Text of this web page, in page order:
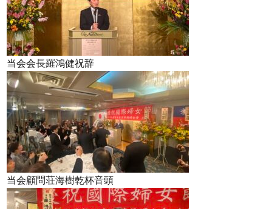
当会会長羅鴻健祝辞
当会顧問荘海樹乾杯音頭